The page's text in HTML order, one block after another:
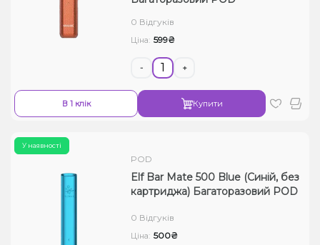
Рідини для електронних сигарет
Уцінка
0 Відгуків
Ціна: 599₴
- +
В 1 клік Купити
У наявності
POD
Elf Bar Mate 500 Blue (Синій, без
картриджа) Багаторазовий POD
0 Відгуків
Ціна: 500₴